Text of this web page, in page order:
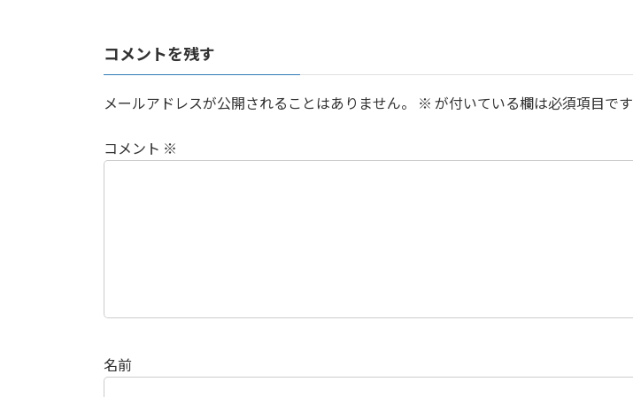
コメントを残す
メールアドレスが公開されることはありません。 ※ が付いている欄は必須項目です
コメント ※
名前